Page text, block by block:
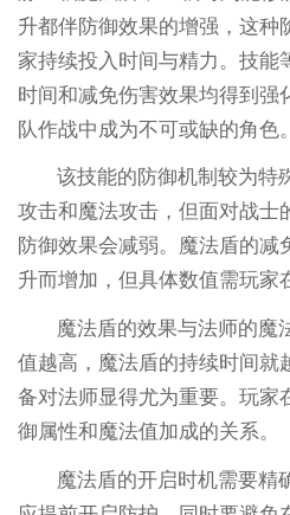
升都伴防御效果的增强，这种
家持续投入时间与精力。技能
时间和减免伤害效果均得到强
队作战中成为不可或缺的角色。
该技能的防御机制较为特
攻击和魔法攻击，但面对战士
防御效果会减弱。魔法盾的减
升而增加，但具体数值需玩家
魔法盾的效果与法师的魔
值越高，魔法盾的持续时间就
备对法师显得尤为重要。玩家
御属性和魔法值加成的关系。
魔法盾的开启时机需要精